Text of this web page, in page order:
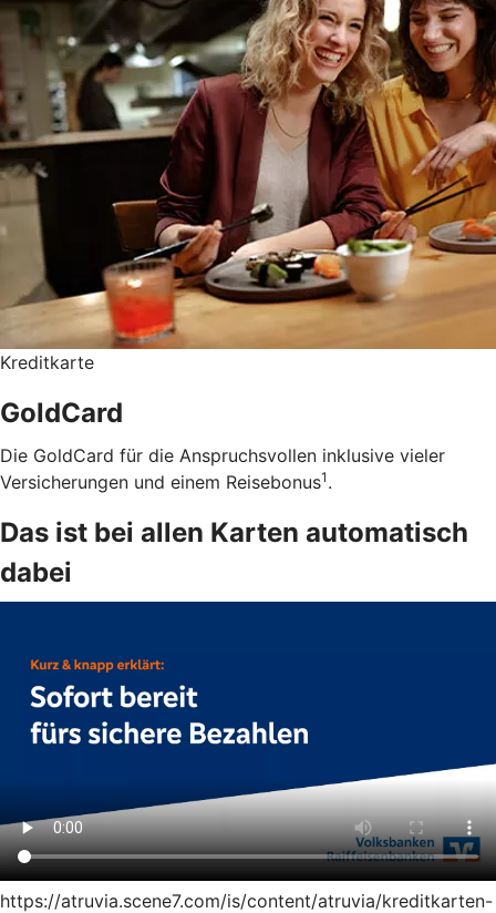
Kreditkarte
GoldCard
Die GoldCard für die Anspruchsvollen inklusive vieler
Versicherungen und einem Reisebonus1 .
Das ist bei allen Karten automatisch
dabei
https://atruvia.scene7.com/is/content/atruvia/kreditkarten-